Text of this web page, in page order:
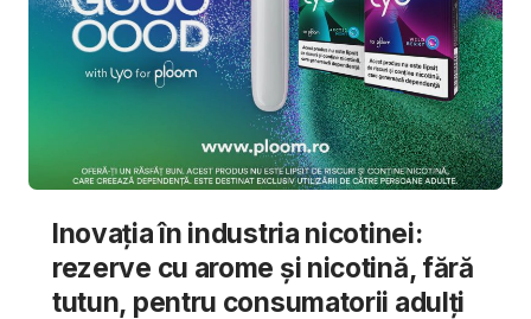
Inovația în industria nicotinei:
rezerve cu arome și nicotină, fără
tutun, pentru consumatorii adulți